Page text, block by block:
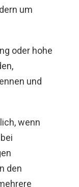
um
oder hohe
und
wenn
den